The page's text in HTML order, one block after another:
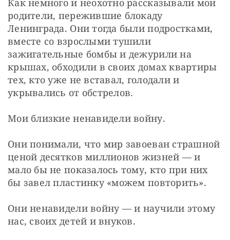
Как немного и неохотно рассказывали мои
родители, пережившие блокаду
Ленинграда. Они тогда были подростками,
вместе со взрослыми тушили
зажигательные бомбы и дежурили на
крышах, обходили в своих домах квартиры
тех, кто уже не вставал, голодали и
укрывались от обстрелов.
Мои близкие ненавидели войну.
Они понимали, что мир завоеван страшной
ценой десятков миллионов жизней — и
мало бы не показалось тому, кто при них
бы завел пластинку «можем повторить».
Они ненавидели войну — и научили этому
нас, своих детей и внуков.